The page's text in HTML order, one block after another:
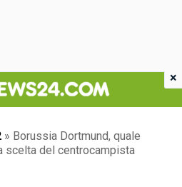
» Borussia Dortmund, quale
scelta del centrocampista
×